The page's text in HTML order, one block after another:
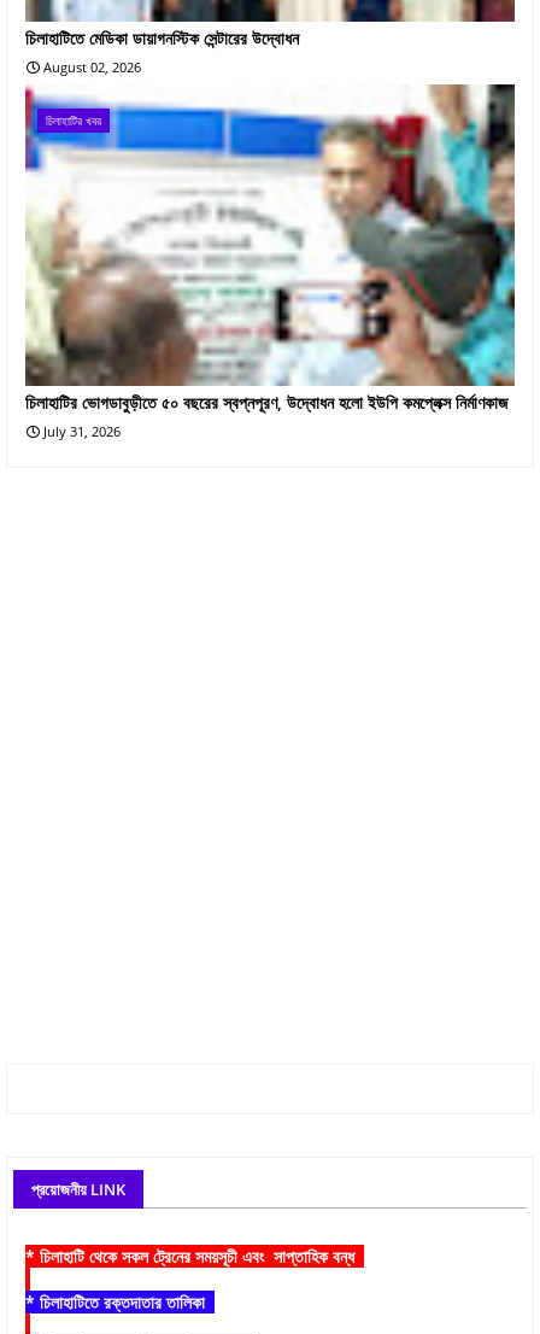
চিলাহাটিতে মেডিকা ডায়াগনস্টিক সেন্টারের উদ্বোধন
August 02, 2026
চিলাহাটির খবর
চিলাহাটির ভোগডাবুড়ীতে ৫০ বছরের স্বপ্নপূরণ, উদ্বোধন হলো ইউপি কমপ্লেক্স নির্মাণকাজ
July 31, 2026
প্রয়োজনীয় LINK
* চিলাহাটি থেকে সকল ট্রেনের সময়সূচী এবং সাপ্তাহিক বন্ধ
* চিলাহাটিতে রক্তদাতার তালিকা